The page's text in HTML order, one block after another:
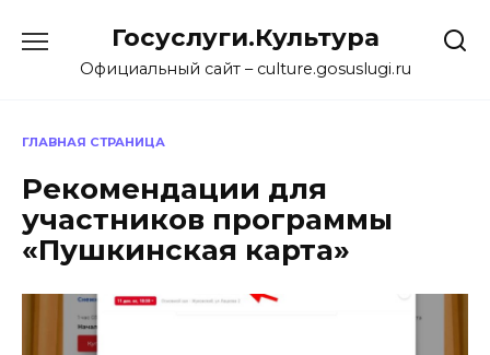
содержанию
Госуслуги.Культура
Официальный сайт – culture.gosuslugi.ru
ГЛАВНАЯ СТРАНИЦА
Рекомендации для
участников программы
«Пушкинская карта»